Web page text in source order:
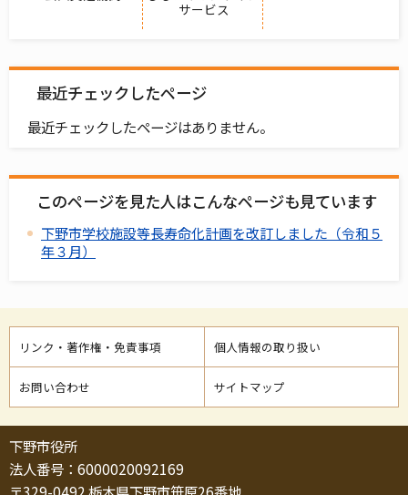
サービス
最近チェックしたページ
最近チェックしたページはありません。
このページを見た人はこんなページも見ています
下野市学校施設等長寿命化計画を改訂しました（令和５
年３月）
リンク・著作権・免責事項 個人情報の取り扱い
お問い合わせ サイトマップ
下野市役所
法人番号：6000020092169